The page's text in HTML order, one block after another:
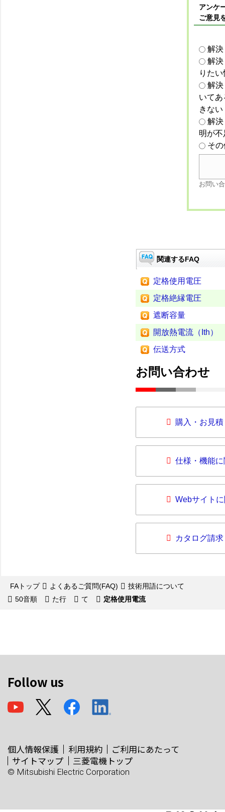
アンケ
ご意見
解
解
りた
解
いて
きない
解
明が
そ
お問い
関連するFAQ
定格使用電圧
定格絶縁電圧
遮断容量
開放熱電流（Ith）
伝送方式
お問い合わせ
購入・お見
仕様・機能
Webサイト
カタログ請求
FAトップ よくあるご質問(FAQ)
技術用語について
50音順
た行 て 定格使用電流
Follow us
個人情報保護 利用規約
ご利用にあたって
サイトマップ
三菱電機トップ
© Mitsubishi Electric Corporation